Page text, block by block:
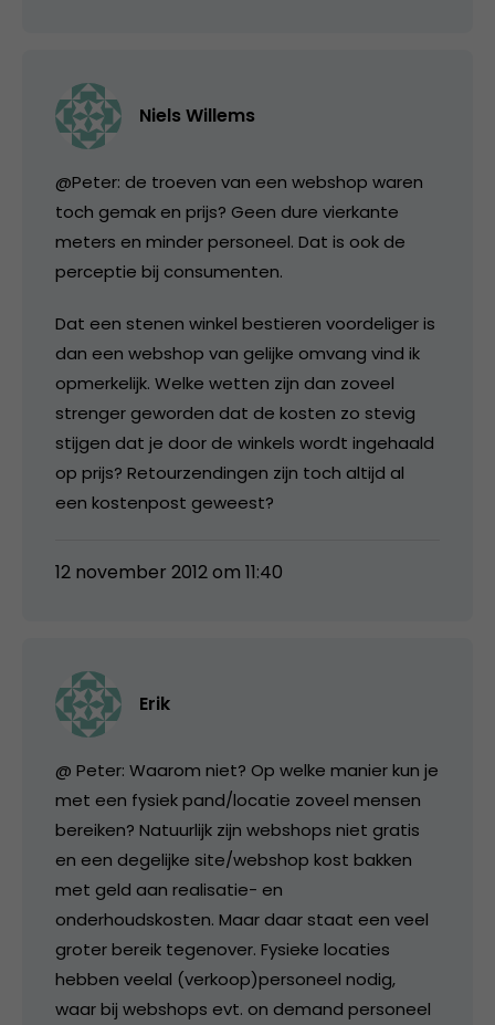
Niels Willems
@Peter: de troeven van een webshop waren
toch gemak en prijs? Geen dure vierkante
meters en minder personeel. Dat is ook de
perceptie bij consumenten.
Dat een stenen winkel bestieren voordeliger is
dan een webshop van gelijke omvang vind ik
opmerkelijk. Welke wetten zijn dan zoveel
strenger geworden dat de kosten zo stevig
stijgen dat je door de winkels wordt ingehaald
op prijs? Retourzendingen zijn toch altijd al
een kostenpost geweest?
12 november 2012 om 11:40
Erik
@ Peter: Waarom niet? Op welke manier kun je
met een fysiek pand/locatie zoveel mensen
bereiken? Natuurlijk zijn webshops niet gratis
en een degelijke site/webshop kost bakken
met geld aan realisatie- en
onderhoudskosten. Maar daar staat een veel
groter bereik tegenover. Fysieke locaties
hebben veelal (verkoop)personeel nodig,
waar bij webshops evt. on demand personeel